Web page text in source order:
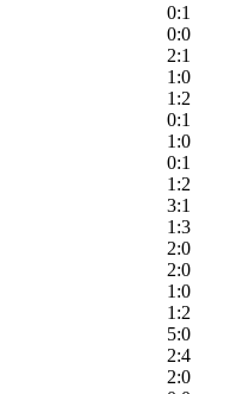
0:1
0:0
2:1
1:0
1:2
0:1
1:0
0:1
1:2
3:1
1:3
2:0
2:0
1:0
1:2
5:0
2:4
2:0